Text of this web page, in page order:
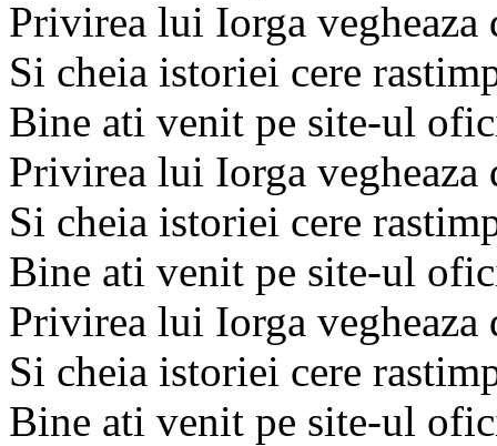
Privirea lui Iorga
Si cheia istoriei cere
Bine ati venit pe site-ul
Privirea lui Iorga
Si cheia istoriei cere
Bine ati venit pe site-ul
Privirea lui Iorga
Si cheia istoriei cere
Bine ati venit pe site-ul